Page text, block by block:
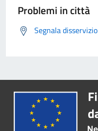
Problemi in città
Segnala disservizio